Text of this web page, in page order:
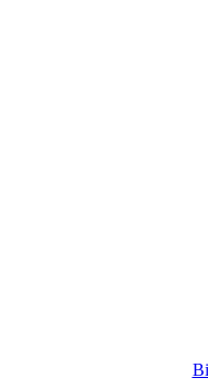
BİR
SLAYT